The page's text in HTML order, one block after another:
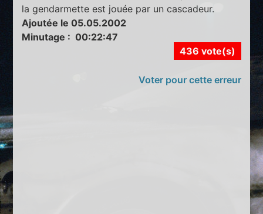
la gendarmette est jouée par un cascadeur.
Ajoutée le 05.05.2002
Minutage : 00:22:47
436 vote(s)
Voter pour cette erreur